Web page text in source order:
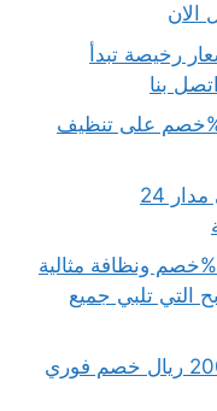
الان
رخيصة تبدأ
تنظيف قصور بالرياض بـ45%خصم على تنظيف
كهربائي منازل بالرياض..ممتاز على مدار 24
شركة تنظيف مسابح بالرياض بـ45%خصم ونظافة مثالية
التي تلبي جميع
شركة تنظيف مجالس بالرياض بـ 200 ريال خصم فوري